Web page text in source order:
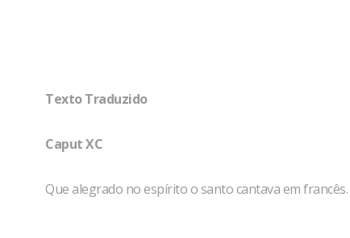
Texto Traduzido
Caput XC
Que alegrado no espírito o santo cantava em francês.